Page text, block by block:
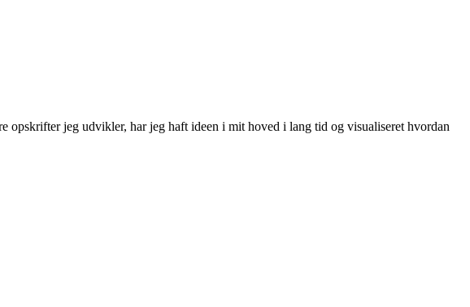
opskrifter jeg udvikler, har jeg haft ideen i mit hoved i lang tid og visualiseret hvordan